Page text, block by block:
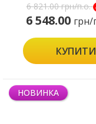
6 821.00грн/п.о.
6 548.00 грн/
КУПИТИ
НОВИНКА